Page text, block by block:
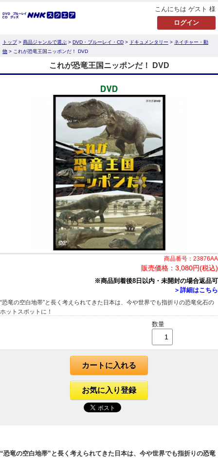
こんにちは ゲスト 様
トップ> 商品ジャンルで選ぶ > DVD・ブルーレイ・CD > ドキュメンタリー > ネイチャー・動
物 > これが恐竜王国ニッポンだ！ DVD
これが恐竜王国ニッポンだ！ DVD
商品番号：23876AA
販売価格： 3,080円(税込)
※商品到着後8日以内・未開封の場合返品可
＞詳細はこちら
“恐竜の空白地帯”と長く考えられてきた日本は、今や世界でも指折りの恐竜化石の
ホットスポットに！
数量
カートに入れる
お気に入り登録
“恐竜の空白地帯”と長く考えられてきた日本は、今や世界でも指折りの恐竜